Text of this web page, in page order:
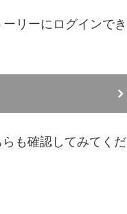
リーにログインでき
も確認してみてくだ